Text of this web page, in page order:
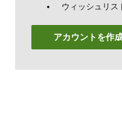
ウィッシュリス
アカウントを作